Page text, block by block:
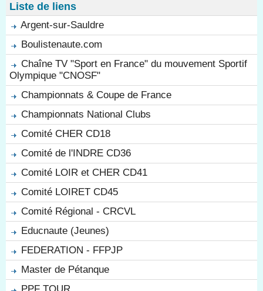
Liste de liens
Argent-sur-Sauldre
Boulistenaute.com
Chaîne TV "Sport en France" du mouvement Sportif
Olympique "CNOSF"
Championnats & Coupe de France
Championnats National Clubs
Comité CHER CD18
Comité de l'INDRE CD36
Comité LOIR et CHER CD41
Comité LOIRET CD45
Comité Régional - CRCVL
Educnaute (Jeunes)
FEDERATION - FFPJP
Master de Pétanque